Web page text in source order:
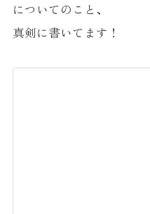
についてのこと、
真剣に書いてます！